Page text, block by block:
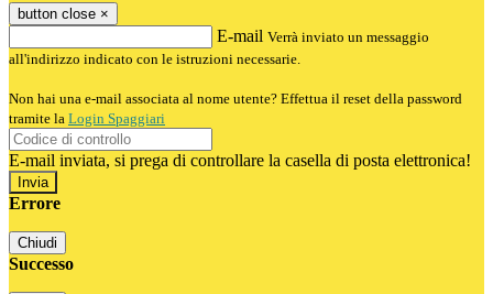
button close ×
E-mail Verrà inviato un messaggio
all'indirizzo indicato con le istruzioni necessarie.
Non hai una e-mail associata al nome utente? Effettua il reset della password
tramite la Login Spaggiari
E-mail inviata, si prega di controllare la casella di posta elettronica!
Errore
Chiudi
Successo